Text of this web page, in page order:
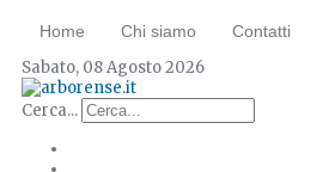
Home Chi siamo Contatti
Sabato, 08 Agosto 2026
Cerca...